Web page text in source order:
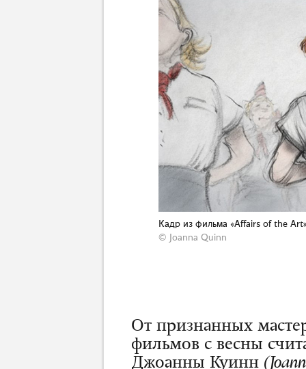
Кадр из фильма «Affairs of the
© Joanna Quinn
От признанных
фильмов с весны
Джоанны Куинн